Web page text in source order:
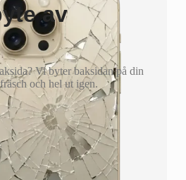
av
Vi byter baksidan på din
och hel ut igen.